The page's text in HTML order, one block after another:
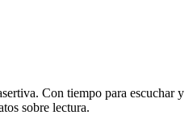
Con tiempo para escuchar y
sobre lectura.